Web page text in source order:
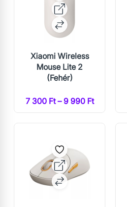
Xiaomi Wireless
Mouse Lite 2
(Fehér)
7 300 Ft – 9 990 Ft